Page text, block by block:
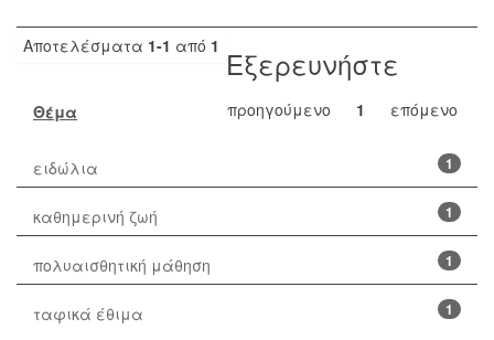
Αποτελέσματα 1-1 από 1
προηγούμενο 1 επόμενο
Εξερευνήστε
Θέμα
1
ειδώλια
1
καθημερινή ζωή
1
πολυαισθητική μάθηση
1
ταφικά έθιμα